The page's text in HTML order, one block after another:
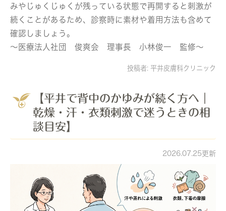
みやじゅくじゅくが残っている状態で再開すると刺激が
続くことがあるため、診察時に素材や着用方法も含めて
確認しましょう。
～医療法人社団 俊爽会 理事長 小林俊一 監修～
投稿者: 平井皮膚科クリニック
【平井で背中のかゆみが続く方へ｜
乾燥・汗・衣類刺激で迷うときの相
談目安】
2026.07.25更新